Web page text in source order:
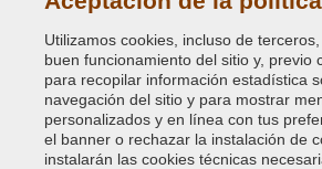
Utilizamos cookies, incluso de
buen funcionamiento del sitio y, previo
para recopilar información estadística
navegación del sitio y para mostrar
personalizados y en línea con tus
el banner o rechazar la instalación de
instalarán las cookies técnicas